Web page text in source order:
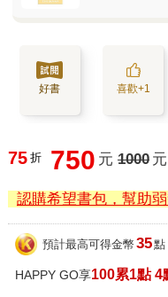
好書 喜歡+1
75 折 750 元 1000 元
認購希望書包，幫助
預計最高可得金幣 35點
HAPPY GO享100累1點 4